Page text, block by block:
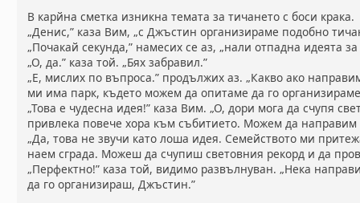
В карйна сметка изникна темата за тичането с боси крака.
„Денис,” каза Вим, „с Джъстин организираме подобно
„Почакай секунда,” намесих се аз, „нали отпадна идеята
„О, да.” каза той. „Бях забравил.”
„Е, мислих по въпроса.” продължих аз. „Какво ако
ми има парк, където можем да опитаме да го
„Това е чудесна идея!” каза Вим. „О, дори мога да счупя
привлека повече хора към събитието. Можем да направим
„Да, това не звучи като лоша идея. Семейството ми
наем сграда. Можеш да счупиш световния рекорд и да
„Перфектно!” каза той, видимо развълнуван. „Нека
да го организираш, Джъстин.”